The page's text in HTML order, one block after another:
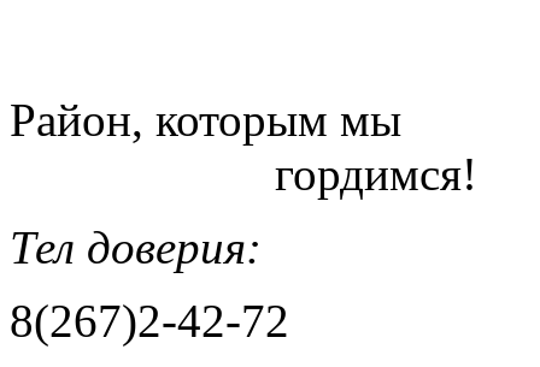
Район, которым мы
гордимся!
Тел доверия:
8(267)2-42-72